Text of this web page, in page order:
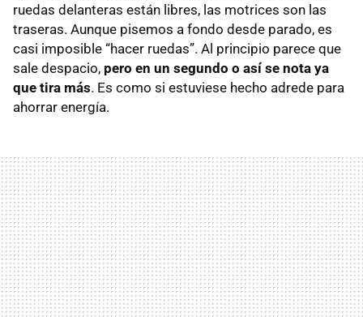
ruedas delanteras están libres, las motrices son las
traseras. Aunque pisemos a fondo desde parado, es
casi imposible “hacer ruedas”. Al principio parece que
sale despacio, pero en un segundo o así se nota ya
que tira más. Es como si estuviese hecho adrede para
ahorrar energía.